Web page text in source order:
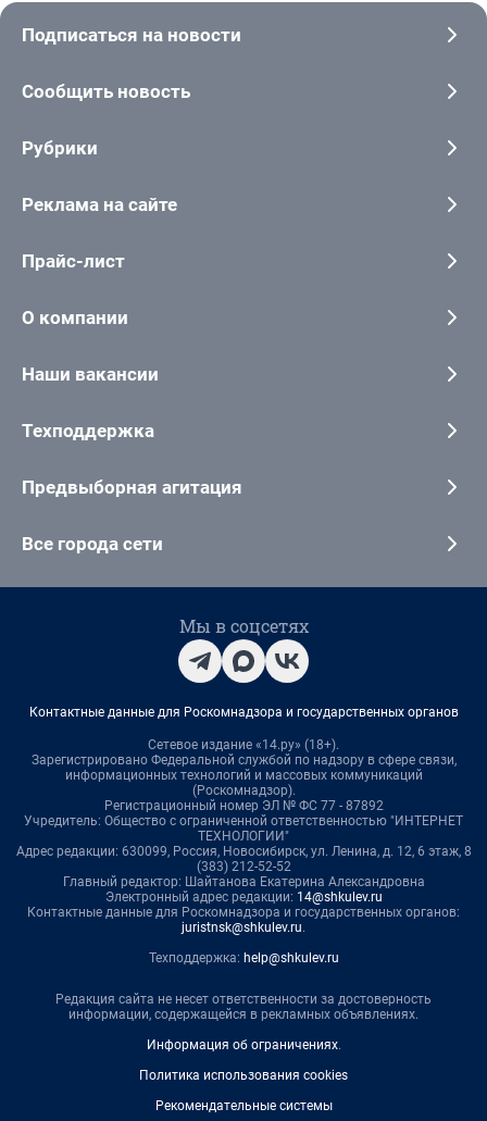
Подписаться на новости
Сообщить новость
Рубрики
Реклама на сайте
Прайс-лист
О компании
Наши вакансии
Техподдержка
Предвыборная агитация
Все города сети
Мы в соцсетях
Контактные данные для Роскомнадзора и государственных органов
Сетевое издание «14.ру» (18+).
Зарегистрировано Федеральной службой по надзору в сфере связи,
информационных технологий и массовых коммуникаций
(Роскомнадзор).
Регистрационный номер ЭЛ № ФС 77 - 87892
Учредитель: Общество с ограниченной ответственностью "ИНТЕРНЕТ
ТЕХНОЛОГИИ"
Адрес редакции: 630099, Россия, Новосибирск, ул. Ленина, д. 12, 6 этаж, 8
(383) 212-52-52
Главный редактор: Шайтанова Екатерина Александровна
Электронный адрес редакции: 14@shkulev.ru
Контактные данные для Роскомнадзора и государственных органов:
juristnsk@shkulev.ru.
Техподдержка: help@shkulev.ru
Редакция сайта не несет ответственности за достоверность
информации, содержащейся в рекламных объявлениях.
Информация об ограничениях.
Политика использования cookies
Рекомендательные системы